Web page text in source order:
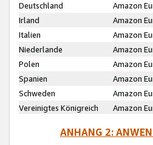
Deutschland
Amazon
Irland
Amazon
Italien
Amazon
Niederlande
Amazon
Polen
Amazon
Spanien
Amazon
Schweden
Amazon
Vereinigtes Königreich
Amazon
ANHANG 2: